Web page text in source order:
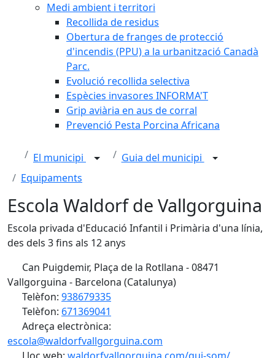
Medi ambient i territori
Recollida de residus
Obertura de franges de protecció
d'incendis (PPU) a la urbanització Canadà
Parc.
Evolució recollida selectiva
Espècies invasores INFORMA'T
Grip aviària en aus de corral
Prevenció Pesta Porcina Africana
El municipi
Guia del municipi
Equipaments
Escola Waldorf de Vallgorguina
Escola privada d'Educació Infantil i Primària d'una línia,
des dels 3 fins als 12 anys
Can Puigdemir, Plaça de la Rotllana - 08471
Vallgorguina - Barcelona (Catalunya)
Telèfon: 938679335
Telèfon: 671369041
Adreça electrònica:
escola@waldorfvallgorguina.com